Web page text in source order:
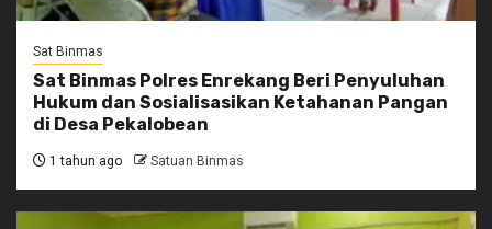
Sat Binmas
Sat Binmas Polres Enrekang Beri Penyuluhan
Hukum dan Sosialisasikan Ketahanan Pangan
di Desa Pekalobean
1 tahun ago Satuan Binmas